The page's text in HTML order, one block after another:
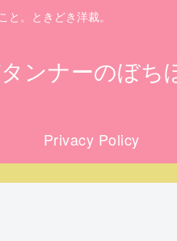
と。ときどき洋裁。
ンナーのぼち
Privacy Policy